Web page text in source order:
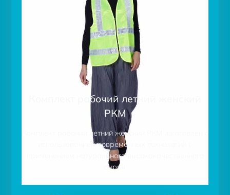
Комплект рабочий летний женский
РКМ
Комплект рабочий летний женский РКМ изготовлен с
использованием современных технологий с
применением натурального высококачественного
сырья.